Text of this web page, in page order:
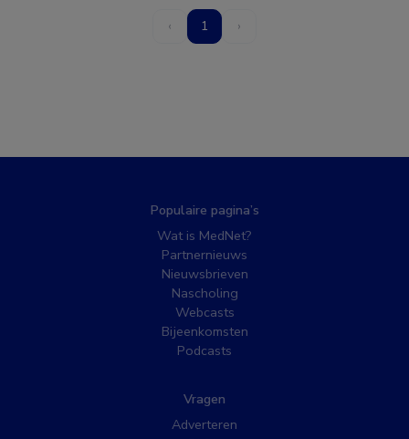
‹ 1 ›
Populaire pagina’s
Wat is MedNet?
Partnernieuws
Nieuwsbrieven
Nascholing
Webcasts
Bijeenkomsten
Podcasts
Vragen
Adverteren